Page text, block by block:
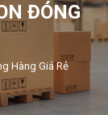
ĐÓNG
Hàng Giá Rẻ